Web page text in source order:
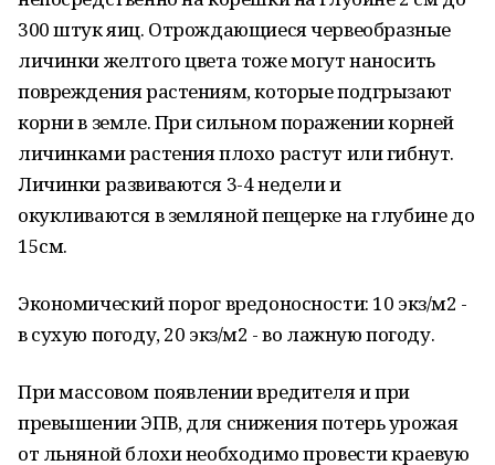
300 штук яиц. Отрождающиеся червеобразные
личинки желтого цвета тоже могут наносить
повреждения растениям, которые подгрызают
корни в земле. При сильном поражении корней
личинками растения плохо растут или гибнут.
Личинки развиваются 3-4 недели и
окукливаются в земляной пещерке на глубине до
15см.
Экономический порог вредоносности: 10 экз/м2 -
в сухую погоду, 20 экз/м2 - во лажную погоду.
При массовом появлении вредителя и при
превышении ЭПВ, для снижения потерь урожая
от льняной блохи необходимо провести краевую